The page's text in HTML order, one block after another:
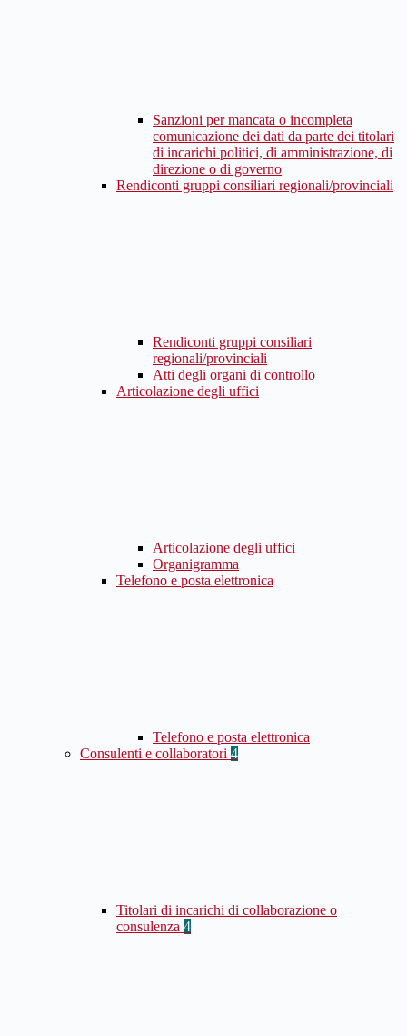
Sanzioni per mancata o incompleta
comunicazione dei dati da parte dei titolari
di incarichi politici, di amministrazione, di
direzione o di governo
Rendiconti gruppi consiliari regionali/provinciali
Rendiconti gruppi consiliari
regionali/provinciali
Atti degli organi di controllo
Articolazione degli uffici
Articolazione degli uffici
Organigramma
Telefono e posta elettronica
Telefono e posta elettronica
Consulenti e collaboratori 4
Titolari di incarichi di collaborazione o
consulenza 4